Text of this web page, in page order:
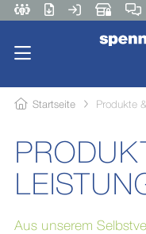
Startseite Produkte
Aus unserem